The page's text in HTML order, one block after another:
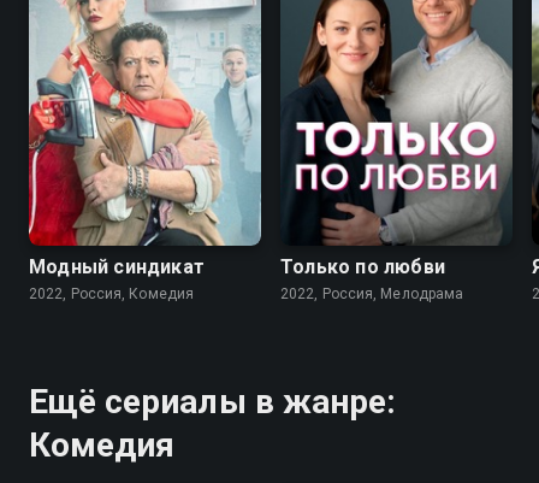
7.6
Модный синдикат
2022, Россия, Комедия
Только по любви
2022, Россия, Мелодрама
Ещё сериалы в жанре:
Комедия